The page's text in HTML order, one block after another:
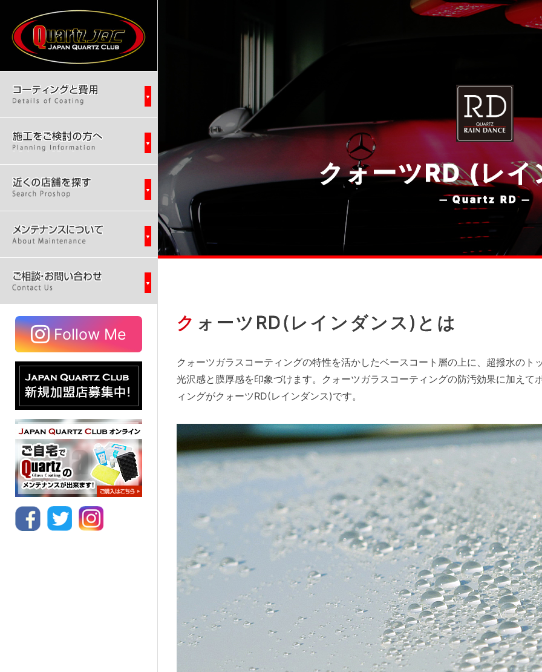
Follow Me
クォーツRD (レ
─ Quartz RD ─
クォーツRD(レインダンス)とは
クォーツガラスコーティングの特性を活かしたベースコート層の上に、超撥水の
光沢感と膜厚感を印象づけます。クォーツガラスコーティングの防汚効果に加え
ィングがクォーツRD(レインダンス)です。